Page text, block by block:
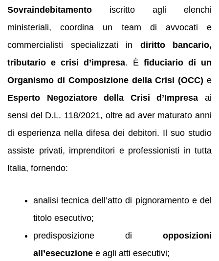
Sovraindebitamento iscritto agli elenchi
ministeriali, coordina un team di avvocati e
commercialisti specializzati in diritto bancario,
tributario e crisi d’impresa. È fiduciario di un
Organismo di Composizione della Crisi (OCC) e
Esperto Negoziatore della Crisi d’Impresa ai
sensi del D.L. 118/2021, oltre ad aver maturato anni
di esperienza nella difesa dei debitori. Il suo studio
assiste privati, imprenditori e professionisti in tutta
Italia, fornendo:
analisi tecnica dell’atto di pignoramento e del
titolo esecutivo;
predisposizione di opposizioni
all’esecuzionee agli atti esecutivi;